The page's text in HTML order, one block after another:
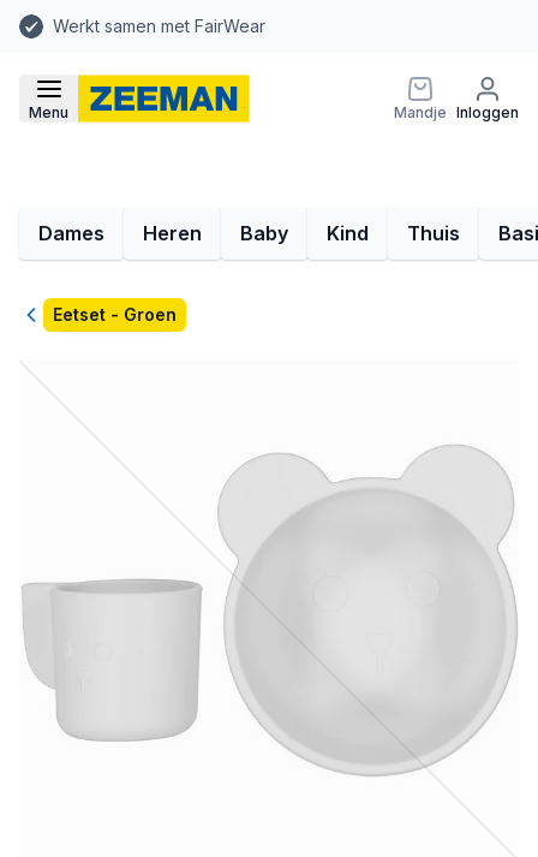
Werkt samen met FairWear
Menu Mandje Inloggen
Dames Heren Baby Kind Thuis
TerugEetset - Groen